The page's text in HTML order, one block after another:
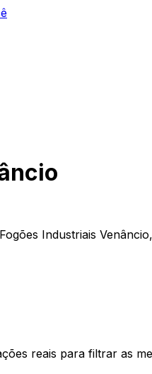
Industriais
reais para filtrar as